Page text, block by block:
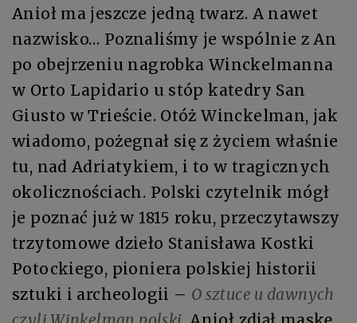
Anioł ma jeszcze jedną twarz. A nawet
nazwisko… Poznaliśmy je wspólnie z An
po obejrzeniu nagrobka Winckelmanna
w Orto Lapidario u stóp katedry San
Giusto w Trieście. Otóż Winckelman, jak
wiadomo, pożegnał się z życiem właśnie
tu, nad Adriatykiem, i to w tragicznych
okolicznościach. Polski czytelnik mógł
je poznać już w 1815 roku, przeczytawszy
trzytomowe dzieło Stanisława Kostki
Potockiego, pioniera polskiej historii
sztuki i archeologii – O sztuce u dawnych